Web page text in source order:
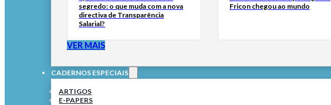
segredo: o que muda com a nova
directiva de Transparência
Salarial?
Fricon chegou ao mundo
VER MAIS
CADERNOS ESPECIAIS
ARTIGOS
E-PAPERS